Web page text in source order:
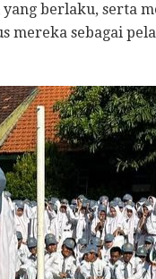
berlaku, serta
mereka sebagai